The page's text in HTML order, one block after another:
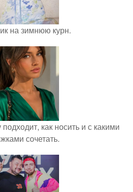
на зимнюю курн.
как носить и с какими
сочетать.